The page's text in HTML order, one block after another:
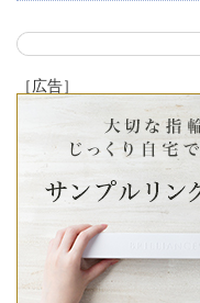
［広告］